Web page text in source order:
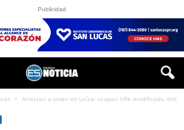
Publicidad
Arrestan a joven en Loíza; ocupan rifle modificado, dos